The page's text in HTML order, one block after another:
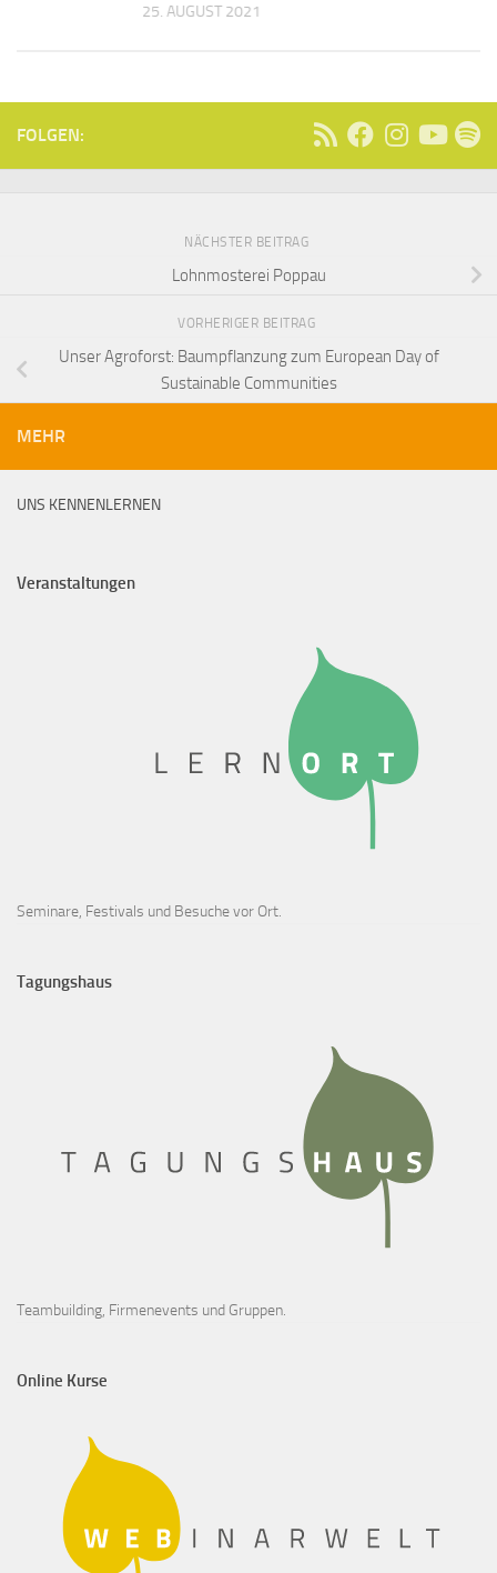
25. AUGUST 2021
FOLGEN:
NÄCHSTER BEITRAG
Lohnmosterei Poppau
VORHERIGER BEITRAG
Unser Agroforst: Baumpflanzung zum European Day of
Sustainable Communities
MEHR
UNS KENNENLERNEN
Veranstaltungen
Seminare, Festivals und Besuche vor Ort.
Tagungshaus
Teambuilding, Firmenevents und Gruppen.
Online Kurse